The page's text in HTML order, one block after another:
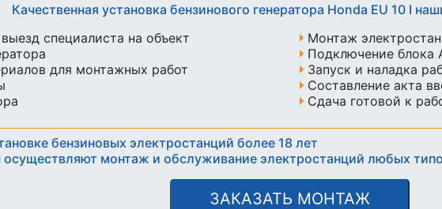
Качественная установка бензинового генератора Honda EU 10 I
специалиста на объект
для монтажных работ
Монтаж
Подключение блока
Запуск и наладка
Составление акта
Сдача готовой к
бензиновых электростанций более 18 лет
монтаж и обслуживание электростанций любых
ЗАКАЗАТЬ МОНТАЖ